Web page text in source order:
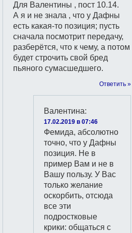
Для Валентины , пост 10.14.
А я и не знала , что у Дафны
есть какая-то позиция; пусть
сначала посмотрит передачу,
разберётся, что к чему, а потом
будет строчить свой бред
пьяного сумасшедшего.
Ответить »
Валентина:
17.02.2019 в 07:46
Фемида, абсолютно
точно, что у Дафны
позиция. Не в
пример Вам и не в
Вашу пользу. У Вас
только желание
оскорбить, отсюда
все эти
подростковые
крики: общаться с